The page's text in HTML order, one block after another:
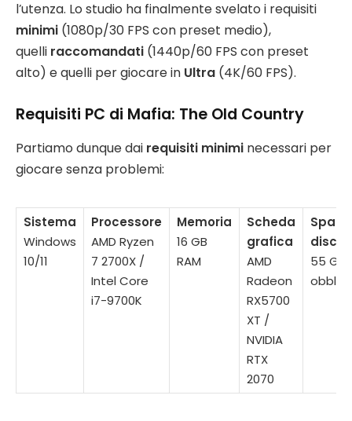
l’utenza. Lo studio ha finalmente svelato i requisiti
minimi (1080p/30 FPS con preset medio),
quelli raccomandati (1440p/60 FPS con preset
alto) e quelli per giocare in Ultra (4K/60 FPS).
Requisiti PC di Mafia: The Old Country
Partiamo dunque dai requisiti minimi necessari per
giocare senza problemi:
Sistema
Windows
10/11
Processore
AMD Ryzen
7 2700X /
Intel Core
i7-9700K
Memoria
16 GB
RAM
Scheda
grafica
AMD
Radeon
RX5700
XT /
NVIDIA
RTX
2070
disco
55 GB;